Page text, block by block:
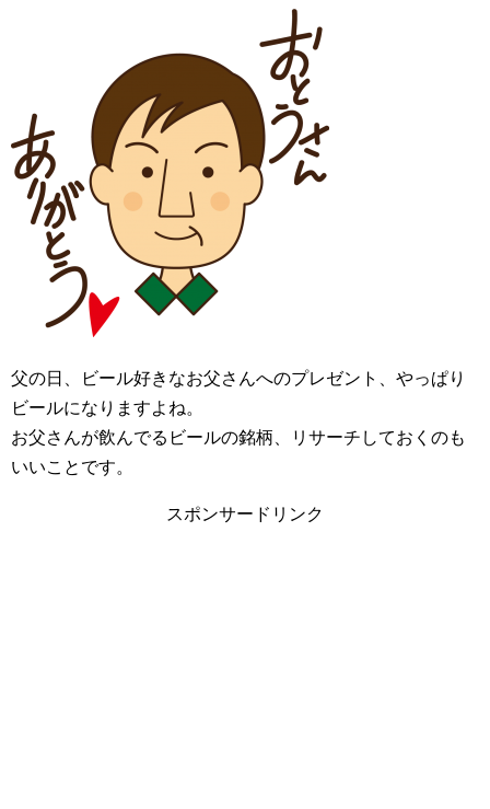
父の日、ビール好きなお父さんへのプレゼント、やっぱり
ビールになりますよね。
お父さんが飲んでるビールの銘柄、リサーチしておくのも
いいことです。
スポンサードリンク